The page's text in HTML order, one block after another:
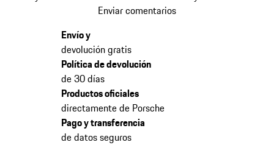
Enviar comentarios
Envío y
devolución gratis
Política de devolución
de 30 días
Productos oficiales
directamente de Porsche
Pago y transferencia
de datos seguros